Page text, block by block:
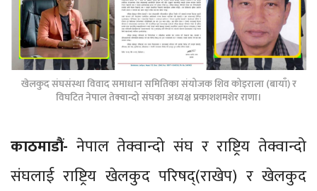
खेलकुद संघसंस्था विवाद समाधान समितिका संयोजक शिव कोइराला (बायाँ) र
विघटित नेपाल तेक्वान्दो संघका अध्यक्ष प्रकाशशमशेर राणा।
काठमाडौं- नेपाल तेक्वान्दो संघ र राष्ट्रिय तेक्वान्दो
संघलाई राष्ट्रिय खेलकुद परिषद्(राखेप) र खेलकुद